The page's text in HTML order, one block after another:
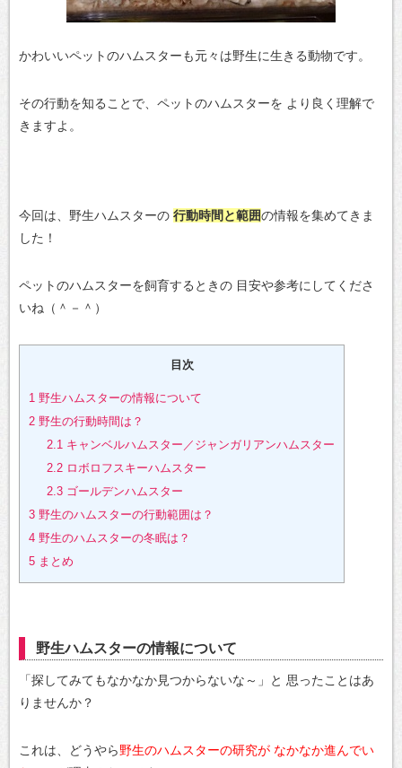
かわいいペットのハムスターも元々は野生に生きる動物です。
その行動を知ることで、ペットのハムスターを より良く理解で
きますよ。
今回は、野生ハムスターの 行動時間と範囲の情報を集めてきま
した！
ペットのハムスターを飼育するときの 目安や参考にしてくださ
いね（＾－＾）
目次
1 野生ハムスターの情報について
2 野生の行動時間は？
2.1キャンベルハムスター／ジャンガリアンハムスター
2.2ロボロフスキーハムスター
2.3ゴールデンハムスター
3 野生のハムスターの行動範囲は？
4 野生のハムスターの冬眠は？
5 まとめ
野生ハムスターの情報について
「探してみてもなかなか見つからないな～」と 思ったことはあ
りませんか？
これは、どうやら野生のハムスターの研究が なかなか進んでい